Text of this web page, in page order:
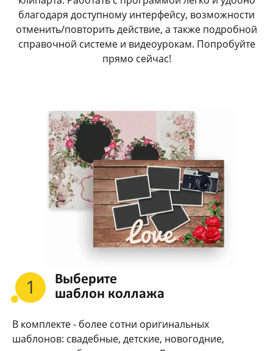
благодаря доступному интерфейсу, возможности
отменить/повторить действие, а также подробной
справочной системе и видеоурокам. Попробуйте
прямо сейчас!
1
Выберите
шаблон коллажа
В комплекте - более сотни оригинальных
шаблонов: свадебные, детские, новогодние,